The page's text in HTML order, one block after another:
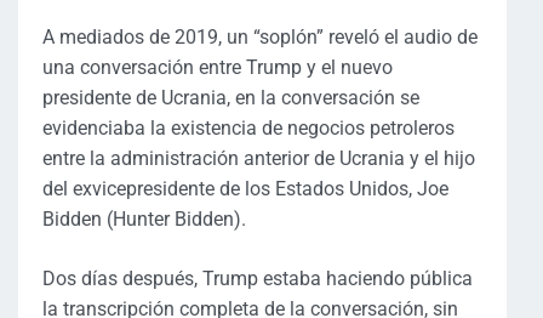
A mediados de 2019, un “soplón” reveló el audio de
una conversación entre Trump y el nuevo
presidente de Ucrania, en la conversación se
evidenciaba la existencia de negocios petroleros
entre la administración anterior de Ucrania y el hijo
del exvicepresidente de los Estados Unidos, Joe
Bidden (Hunter Bidden).
Dos días después, Trump estaba haciendo pública
la transcripción completa de la conversación, sin